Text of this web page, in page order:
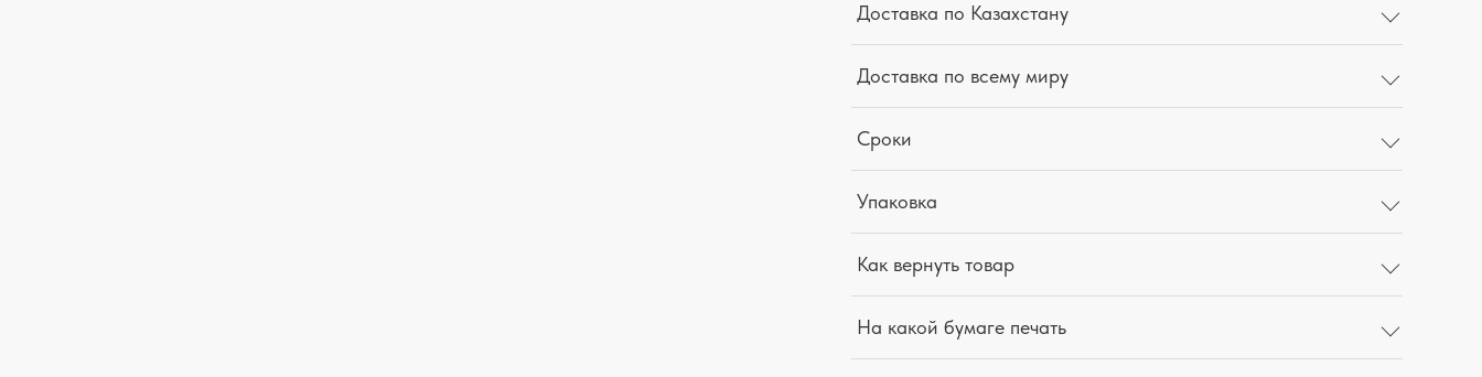
Доставка по Казахстану
Доставка по всему миру
Сроки
Упаковка
Как вернуть товар
На какой бумаге печать